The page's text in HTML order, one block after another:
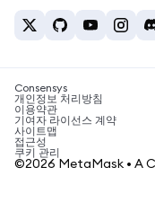
ETH를 USDT로 환전
USDT 매수
SHIB 매수
BNB 매수
암호화폐 세금 뉴스
암호화폐 매수 방법
비트코인 매도 방법
Consensys
개인정보 처리방침
이용약관
기여자 라이선스 계약
사이트맵
접근성
쿠키 관리
©2026 MetaMask • A